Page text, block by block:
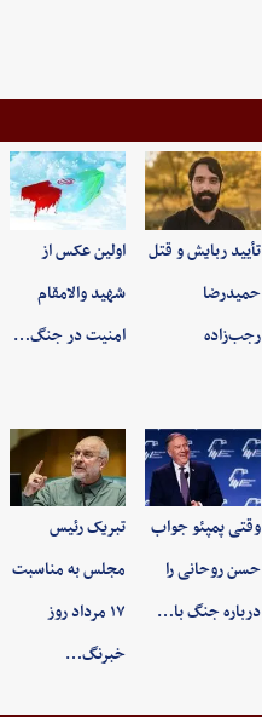
تأیید ربایش و قتل
حمیدرضا
رجب‌زاده
اولین عکس از
شهید والامقام
امنیت در جنگ…
وقتی پمپئو جواب
حسن روحانی را
درباره جنگ با…
تبریک رئیس
مجلس به مناسبت
۱۷ مرداد روز
خبرنگ…